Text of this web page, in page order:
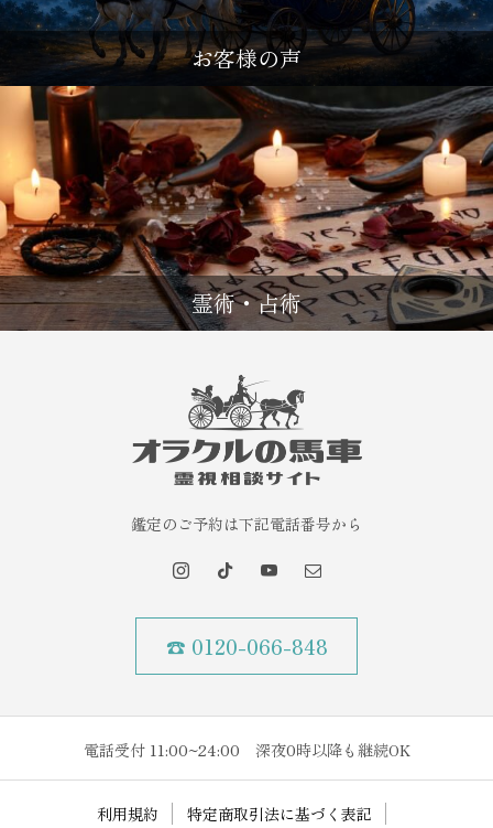
お客様の声
霊術・占術
鑑定のご予約は下記電話番号から
☎ 0120-066-848
電話受付 11:00~24:00 深夜0時以降も継続OK
利用規約 特定商取引法に基づく表記